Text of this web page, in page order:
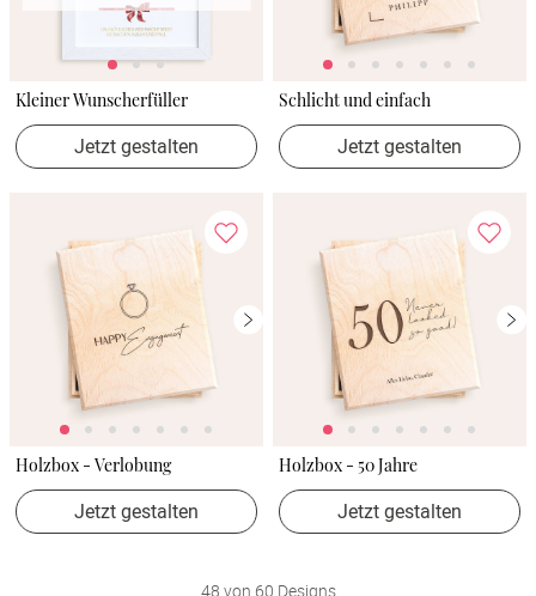
Kleiner Wunscherfüller
Jetzt gestalten
Schlicht und einfach
Jetzt gestalten
Holzbox - Verlobung
Jetzt gestalten
Holzbox - 50 Jahre
Jetzt gestalten
48 von 60 Designs